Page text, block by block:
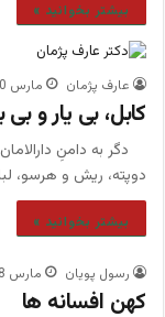
بیشتر بخوانید »
عارف پژمان مارس 30, 2024
کابل، بی یار و بی
دگر به دامنِ
دوپته، ریش و هرسو،
بیشتر بخوانید »
رسول پویان مارس 28, 2024
کهن افسانه ها